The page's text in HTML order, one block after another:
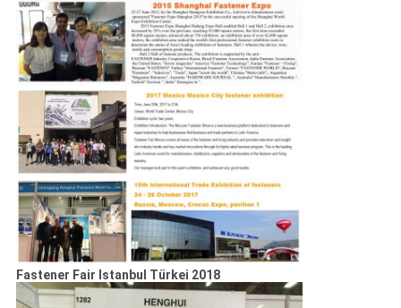
Fastener Fair Istanbul Türkei 2018